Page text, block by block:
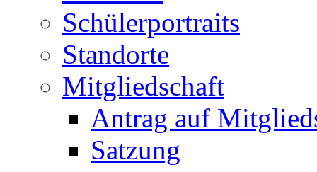
Schülerportraits
Standorte
Mitgliedschaft
Antrag auf
Satzung